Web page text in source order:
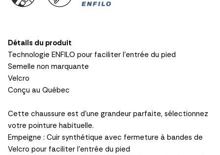
Détails du produit
Technologie ENFILO pour faciliter l'entrée du pied
Semelle non marquante
Velcro
Conçu au Québec
Cette chaussure est d'une grandeur parfaite, sélectionnez
votre pointure habituelle.
Empeigne : Cuir synthétique avec fermeture à bandes de
Velcro pour faciliter l'entrée du pied